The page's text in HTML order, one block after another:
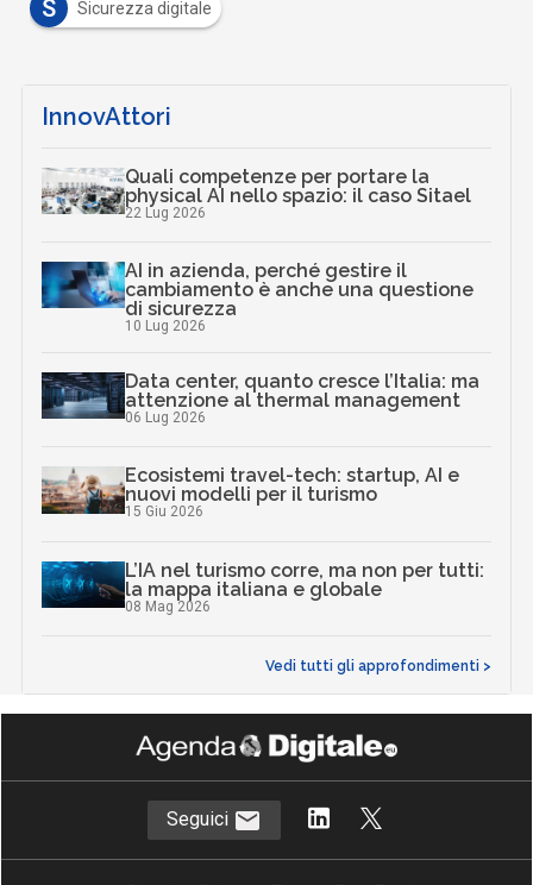
S
Sicurezza digitale
InnovAttori
Quali competenze per portare la
physical AI nello spazio: il caso Sitael
22 Lug 2026
AI in azienda, perché gestire il
cambiamento è anche una questione
di sicurezza
10 Lug 2026
Data center, quanto cresce l’Italia: ma
attenzione al thermal management
06 Lug 2026
Ecosistemi travel-tech: startup, AI e
nuovi modelli per il turismo
15 Giu 2026
L’IA nel turismo corre, ma non per tutti:
la mappa italiana e globale
08 Mag 2026
Vedi tutti gli approfondimenti >
Seguici